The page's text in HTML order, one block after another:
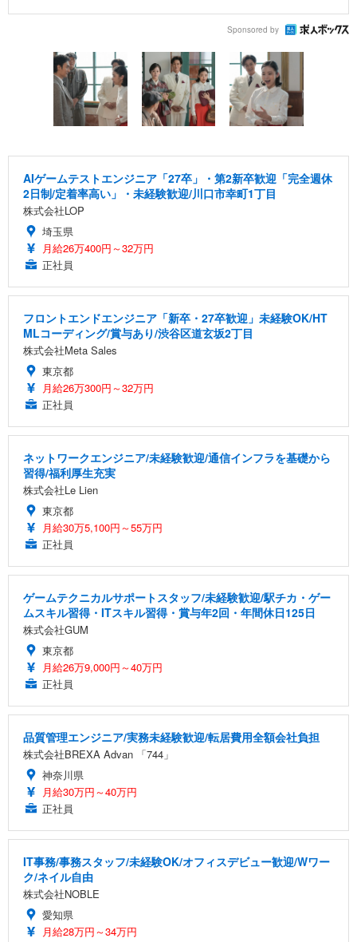
Sponsored by
AIゲームテストエンジニア「27卒」・第2新卒歓迎「完全週休
2日制/定着率高い」・未経験歓迎/川口市幸町1丁目
株式会社LOP
埼玉県
月給26万400円～32万円
正社員
フロントエンドエンジニア「新卒・27卒歓迎」未経験OK/HT
MLコーディング/賞与あり/渋谷区道玄坂2丁目
株式会社Meta Sales
東京都
月給26万300円～32万円
正社員
ネットワークエンジニア/未経験歓迎/通信インフラを基礎から
習得/福利厚生充実
株式会社Le Lien
東京都
月給30万5,100円～55万円
正社員
ゲームテクニカルサポートスタッフ/未経験歓迎/駅チカ・ゲー
ムスキル習得・ITスキル習得・賞与年2回・年間休日125日
株式会社GUM
東京都
月給26万9,000円～40万円
正社員
品質管理エンジニア/実務未経験歓迎/転居費用全額会社負担
株式会社BREXA Advan 「744」
神奈川県
月給30万円～40万円
正社員
IT事務/事務スタッフ/未経験OK/オフィスデビュー歓迎/Wワー
ク/ネイル自由
株式会社NOBLE
愛知県
月給28万円～34万円